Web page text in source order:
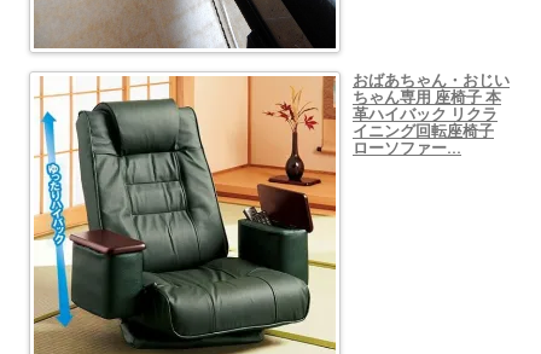
おばあちゃん・おじい
ちゃん専用 座椅子 本
革ハイバック リクラ
イニング回転座椅子
ローソファー…